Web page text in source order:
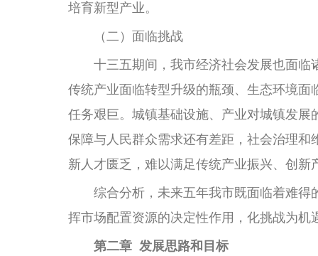
培育新型产业。
（二）面临挑战
十三五期间，我市经济社会发展也面临
传统产业面临转型升级的瓶颈、生态环境
任务艰巨。城镇基础设施、产业对城镇发
保障与人民群众需求还有差距，社会治理
新人才匮乏，难以满足传统产业振兴、创新
综合分析，未来五年我市既面临着难得
挥市场配置资源的决定性作用，化挑战为
第二章 发展思路和目标